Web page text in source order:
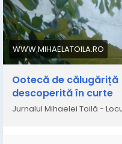
WWW.MIHAELATOILA.RO
Ootecă de
descoperită în curte
Jurnalul Mihaelei Toilă -